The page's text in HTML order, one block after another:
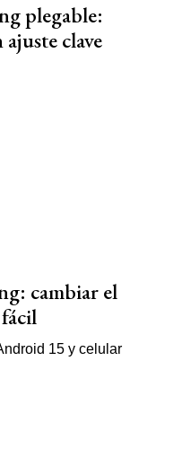
plegable:
clave
cambiar el